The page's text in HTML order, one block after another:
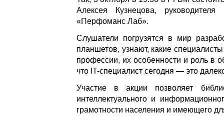
Алексея Кузнецова, руководителя
«Перфоманс Лаб».
Слушатели погрузятся в мир
планшетов, узнают, какие
профессии, их особенности и роль в
что IT-специалист сегодня — это
Участие в акции позволяет
интеллектуального и
грамотности населения и имеющего